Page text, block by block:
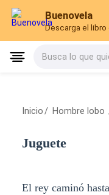
Buenovela
Descarga el libro
Busca lo que
Inicio / Hombre lobo
Juguete
El rey caminó